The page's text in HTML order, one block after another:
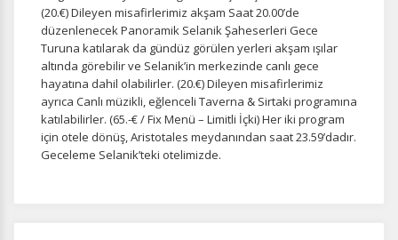
İstatistik Çerezleri
Ziyaretçilerin siteyi nasıl kullandığını anonim olarak
ölçeriz. Hangi sayfaların popüler olduğunu ve
kullanıcıların nerede zorluk yaşadığını anlamamıza
yardımcı olur.
(20.€) Dileyen misafirlerimiz akşam Saat 20.00’de
düzenlenecek Panoramik Selanik Şaheserleri Gece
Turuna katılarak da gündüz görülen yerleri akşam ışılar
altında görebilir ve Selanik’in merkezinde canlı gece
hayatına dahil olabilirler. (20.€) Dileyen misafirlerimiz
ayrıca Canlı müzikli, eğlenceli Taverna & Sirtaki programına
katılabilirler. (65.-€ / Fix Menü – Limitli İçki) Her iki program
için otele dönüş, Aristotales meydanından saat 23.59’dadır.
Geceleme Selanik’teki otelimizde.